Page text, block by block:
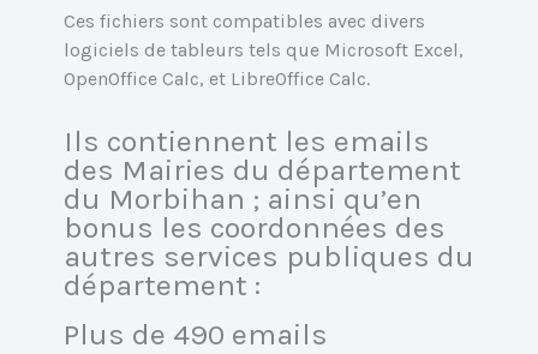
Ces fichiers sont compatibles avec divers
logiciels de tableurs tels que Microsoft Excel,
OpenOffice Calc, et LibreOffice Calc.
Ils contiennent les emails
des Mairies du département
du Morbihan ; ainsi qu’en
bonus les coordonnées des
autres services publiques du
département :
Plus de 490 emails